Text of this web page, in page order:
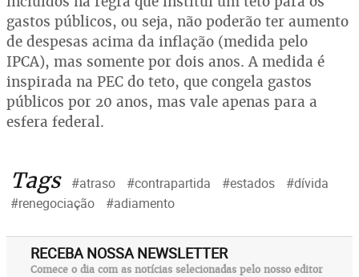
gastos públicos, ou seja, não poderão ter aumento
de despesas acima da inflação (medida pelo
IPCA), mas somente por dois anos. A medida é
inspirada na PEC do teto, que congela gastos
públicos por 20 anos, mas vale apenas para a
esfera federal.
Tags #atraso #contrapartida #estados
#dívida
#renegociação
#adiamento
RECEBA NOSSA NEWSLETTER
Comece o dia com as notícias selecionadas pelo nosso editor